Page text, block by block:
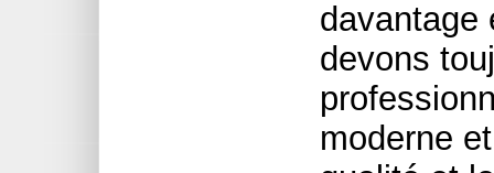
davantage
devons
moderne